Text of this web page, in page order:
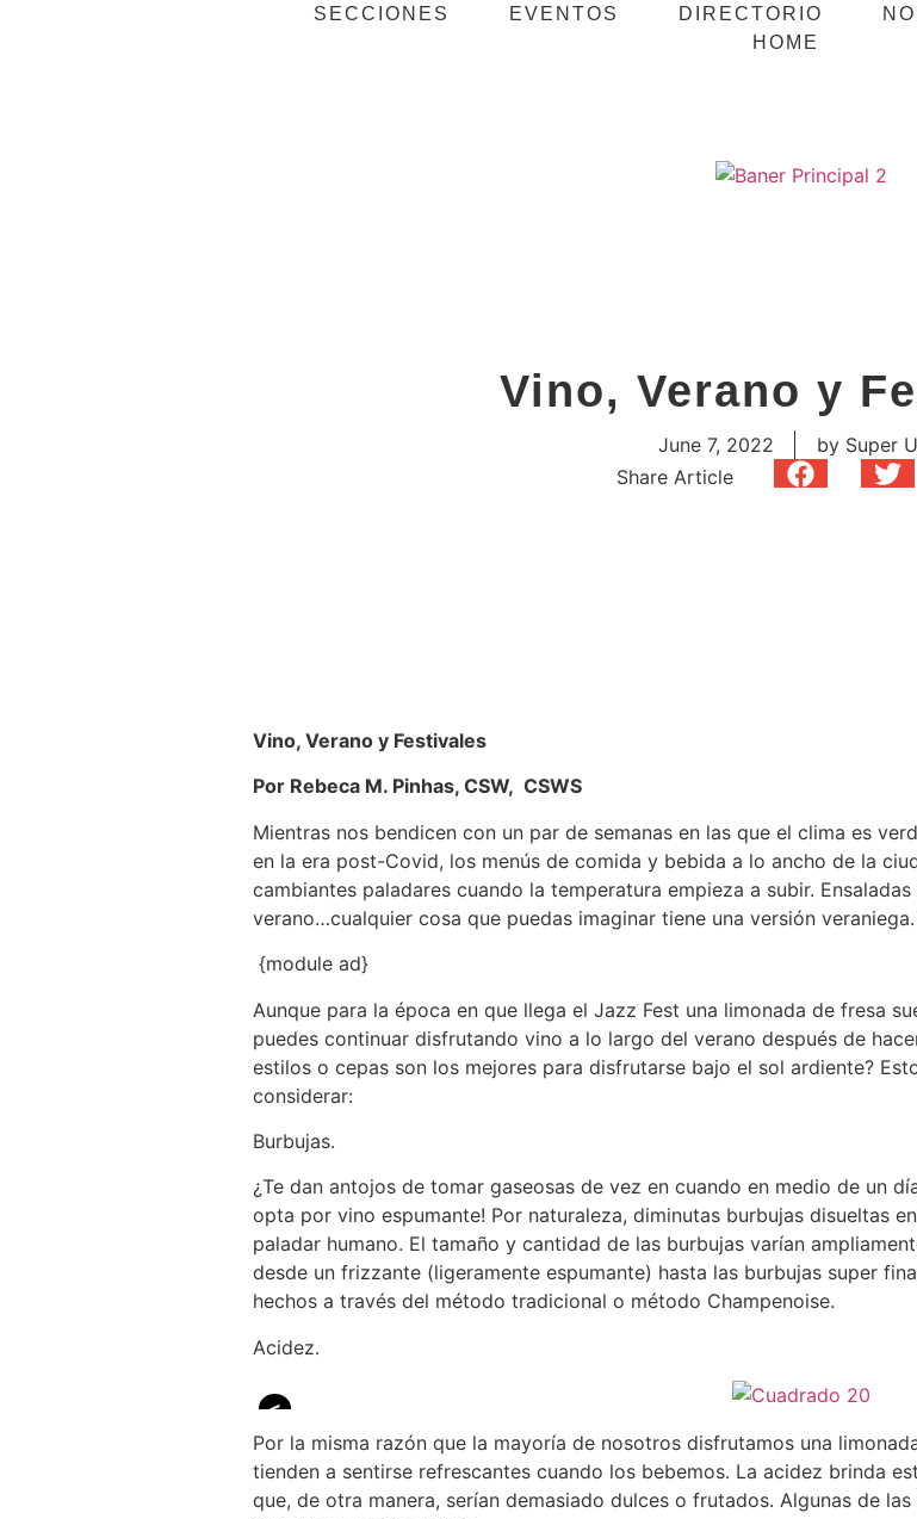
SECCIONES EVENTOS DIRECTORIO
HOME
Vino, Verano y
June 7, 2022 bySuper
Share Article
Vino, Verano y Festivales
Por Rebeca M. Pinhas, CSW, CSWS
Mientras nos bendicen con un par de semanas en las que el clima es
en la era post-Covid, los menús de comida y bebida a lo ancho de la
cambiantes paladares cuando la temperatura empieza a subir.
verano…cualquier cosa que puedas imaginar tiene una versión
{module ad}
Aunque para la época en que llega el Jazz Fest una limonada de fresa
puedes continuar disfrutando vino a lo largo del verano después de
estilos o cepas son los mejores para disfrutarse bajo el sol ardiente?
considerar:
Burbujas.
¿Te dan antojos de tomar gaseosas de vez en cuando en medio de un
opta por vino espumante! Por naturaleza, diminutas burbujas disueltas
paladar humano. El tamaño y cantidad de las burbujas varían
desde un frizzante (ligeramente espumante) hasta las burbujas super
hechos a través del método tradicional o método Champenoise.
Acidez.
<
Por la misma razón que la mayoría de nosotros disfrutamos una
tienden a sentirse refrescantes cuando los bebemos. La acidez brinda
que, de otra manera, serían demasiado dulces o frutados. Algunas de